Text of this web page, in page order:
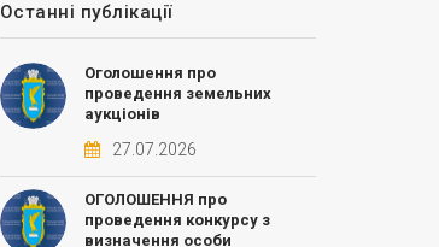
Останні публікації
Оголошення про
проведення земельних
аукціонів
27.07.2026
ОГОЛОШЕННЯ про
проведення конкурсу з
визначення особи